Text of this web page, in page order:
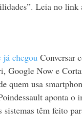
Leia no link
chegou Conversar
Google Now e
quem usa
aponta o
sistemas têm feito